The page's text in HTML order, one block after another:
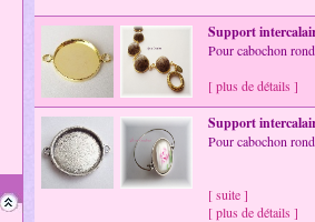
Support
Pour cabochon
[ plus de détails ]
Support
Pour cabochon
[ suite ]
[ plus de détails ]